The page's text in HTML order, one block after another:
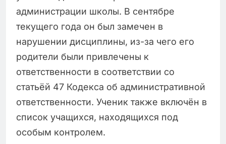
администрации школы. В сентябре
текущего года он был замечен в
нарушении дисциплины, из-за чего его
родители были привлечены к
ответственности в соответствии со
статьёй 47 Кодекса об административной
ответственности. Ученик также включён в
список учащихся, находящихся под
особым контролем.